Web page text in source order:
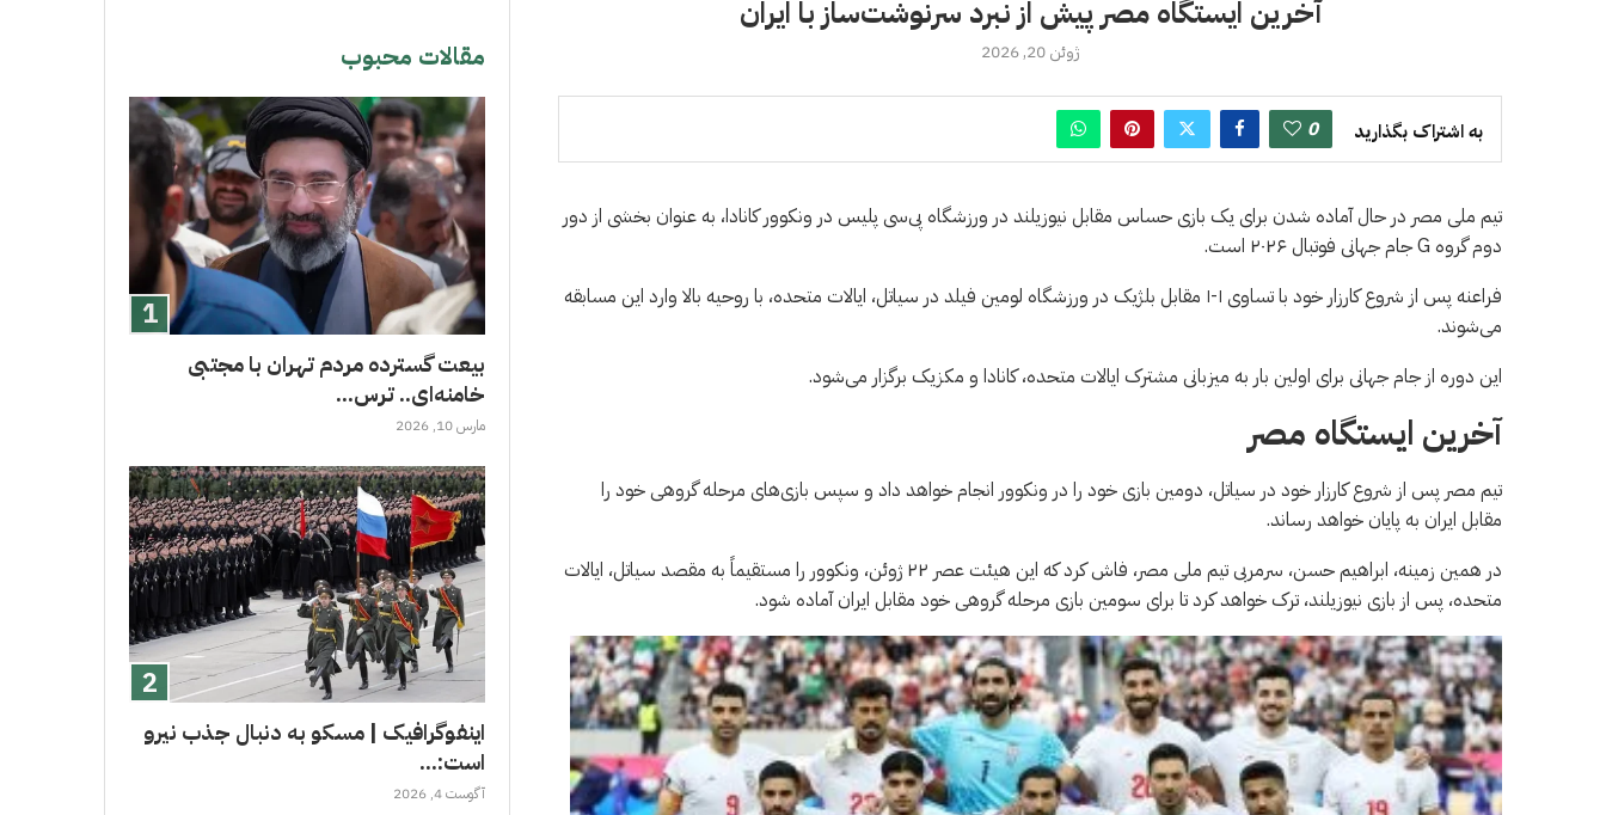
آخرین ایستگاه مصر پیش از نبرد سرنوشت‌ساز با ایران
ژوئن 20, 2026
به اشتراک بگذارید 0
تیم ملی مصر در حال آماده شدن برای یک بازی حساس مقابل نیوزیلند در ورزشگاه پی‌سی پلیس در ونکوور کانادا، به عنوان بخشی از دور
دوم گروه G جام جهانی فوتبال ۲۰۲۶ است.
فراعنه پس از شروع کارزار خود با تساوی ۱-۱ مقابل بلژیک در ورزشگاه لومین فیلد در سیاتل، ایالات متحده، با روحیه بالا وارد این مسابقه
می‌شوند.
این دوره از جام جهانی برای اولین بار به میزبانی مشترک ایالات متحده، کانادا و مکزیک برگزار می‌شود.
آخرین ایستگاه مصر
تیم مصر پس از شروع کارزار خود در سیاتل، دومین بازی خود را در ونکوور انجام خواهد داد و سپس بازی‌های مرحله گروهی خود را
مقابل ایران به پایان خواهد رساند.
در همین زمینه، ابراهیم حسن، سرمربی تیم ملی مصر، فاش کرد که این هیئت عصر ۲۲ ژوئن، ونکوور را مستقیماً به مقصد سیاتل، ایالات
متحده، پس از بازی نیوزیلند، ترک خواهد کرد تا برای سومین بازی مرحله گروهی خود مقابل ایران آماده شود.
مقالات محبوب
بیعت گسترده مردم تهران با مجتبی
خامنه‌ای.. ترس...
مارس 10, 2026
اینفوگرافیک | مسکو به دنبال جذب نیرو
است:...
آگوست 4, 2026